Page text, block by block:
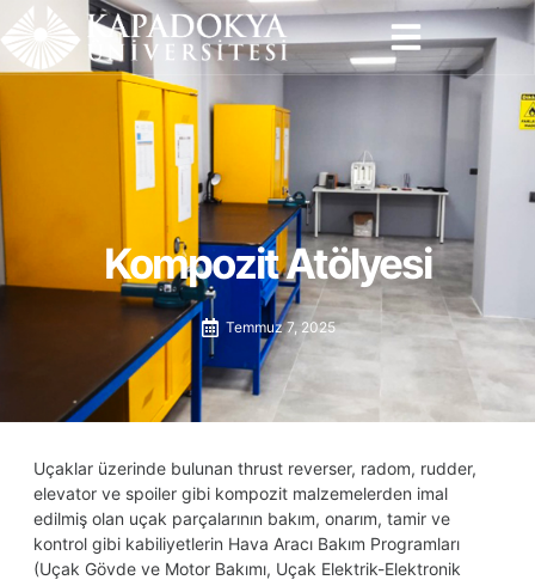
İçeriğe
atla
Kompozit Atölyesi
Temmuz 7, 2025
Uçaklar üzerinde bulunan thrust reverser, radom, rudder,
elevator ve spoiler gibi kompozit malzemelerden imal
edilmiş olan uçak parçalarının bakım, onarım, tamir ve
kontrol gibi kabiliyetlerin Hava Aracı Bakım Programları
(Uçak Gövde ve Motor Bakımı, Uçak Elektrik-Elektronik